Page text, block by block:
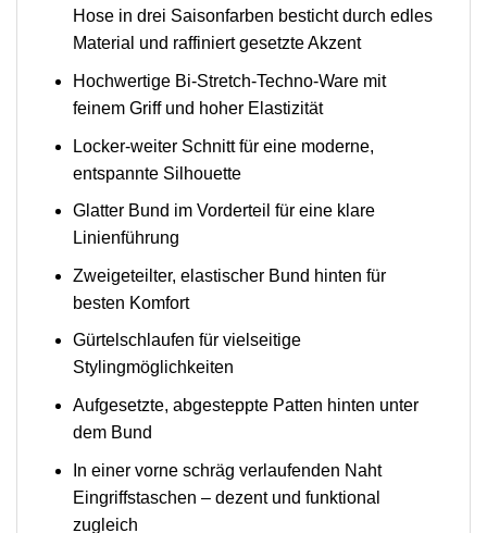
Hose in drei Saisonfarben besticht durch edles
Material und raffiniert gesetzte Akzent
Hochwertige Bi-Stretch-Techno-Ware mit
feinem Griff und hoher Elastizität
Locker-weiter Schnitt für eine moderne,
entspannte Silhouette
Glatter Bund im Vorderteil für eine klare
Linienführung
Zweigeteilter, elastischer Bund hinten für
besten Komfort
Gürtelschlaufen für vielseitige
Stylingmöglichkeiten
Aufgesetzte, abgesteppte Patten hinten unter
dem Bund
In einer vorne schräg verlaufenden Naht
Eingriffstaschen – dezent und funktional
zugleich